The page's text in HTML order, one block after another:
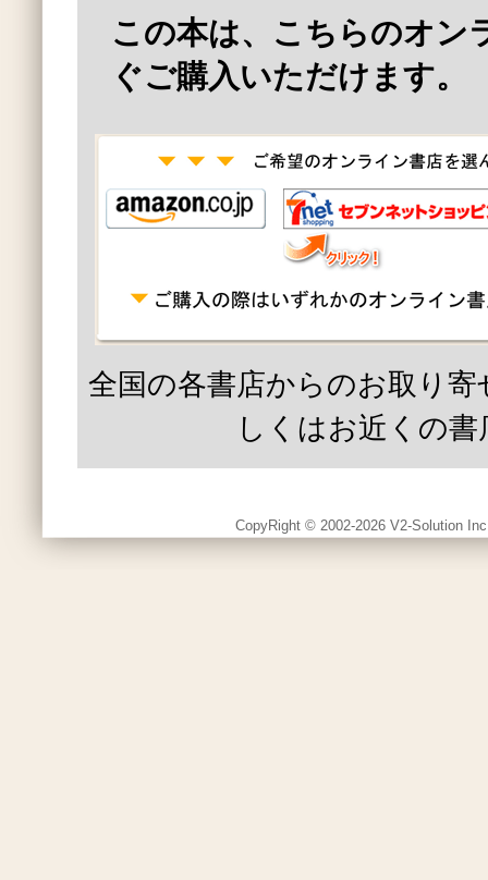
この本は、こちらのオン
ぐご購入いただけます。
全国の各書店からのお取り
しくはお近くの書
CopyRight © 2002-2026 V2-Solution